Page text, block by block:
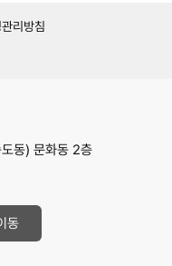
리방침
동) 문화동 2층
동